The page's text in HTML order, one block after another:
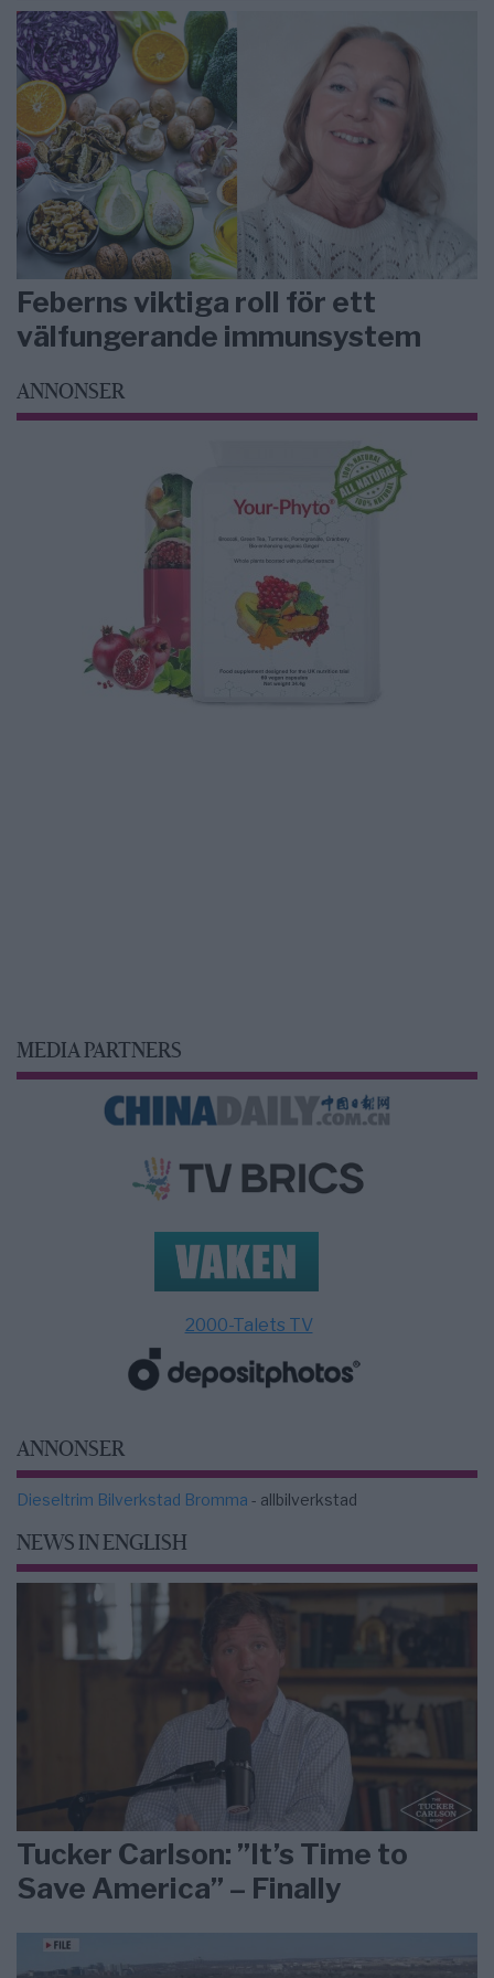
Feberns viktiga roll för ett
välfungerande immunsystem
ANNONSER
MEDIA PARTNERS
2000-Talets TV
ANNONSER
Dieseltrim Bilverkstad Bromma - allbilverkstad
NEWS IN ENGLISH
Tucker Carlson: ”It’s Time to
Save America” – Finally